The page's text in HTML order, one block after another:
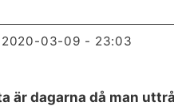
2020-03-09 - 23:03
är dagarna då man